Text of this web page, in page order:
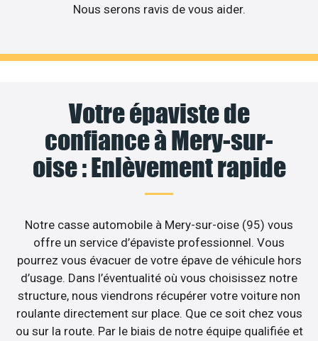
Nous serons ravis de vous aider.
Votre épaviste de
confiance à Mery-sur-
oise : Enlèvement rapide
Notre casse automobile à Mery-sur-oise (95) vous
offre un service d’épaviste professionnel. Vous
pourrez vous évacuer de votre épave de véhicule hors
d’usage. Dans l’éventualité où vous choisissez notre
structure, nous viendrons récupérer votre voiture non
roulante directement sur place. Que ce soit chez vous
ou sur la route. Par le biais de notre équipe qualifiée et